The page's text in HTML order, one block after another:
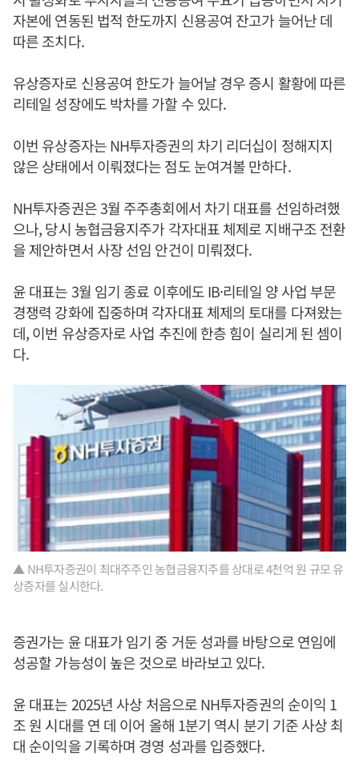
자본에 연동된 법적 한도까지 신용공여 잔고가 늘어난 데
따른 조치다.
유상증자로 신용공여 한도가 늘어날 경우 증시 활황에 따른
리테일 성장에도 박차를 가할 수 있다.
이번 유상증자는 NH투자증권의 차기 리더십이 정해지지
않은 상태에서 이뤄졌다는 점도 눈여겨볼 만하다.
NH투자증권은 3월 주주총회에서 차기 대표를 선임하려했
으나, 당시 농협금융지주가 각자대표 체제로 지배구조 전환
을 제안하면서 사장 선임 안건이 미뤄졌다.
윤 대표는 3월 임기 종료 이후에도 IB·리테일 양 사업 부문
경쟁력 강화에 집중하며 각자대표 체제의 토대를 다져왔는
데, 이번 유상증자로 사업 추진에 한층 힘이 실리게 된 셈이
다.
▲ NH투자증권이 최대주주인 농협금융지주를 상대로 4천억 원 규모 유
상증자를 실시한다.
증권가는 윤 대표가 임기 중 거둔 성과를 바탕으로 연임에
성공할 가능성이 높은 것으로 바라보고 있다.
윤 대표는 2025년 사상 처음으로 NH투자증권의 순이익 1
조 원 시대를 연 데 이어 올해 1분기 역시 분기 기준 사상 최
대 순이익을 기록하며 경영 성과를 입증했다.